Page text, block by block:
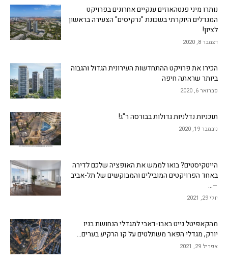
נותרו מיני פנטהאוזים ענקיים אחרונים בפרויקט
המגדלים היוקרתי בשכונת "נרקיסים" הצעירה בראשון
לציון!
דצמבר 8, 2020
הכירו את פרויקט ההתחדשות העירונית הגדול והגבוה
ביותר שראתה חיפה
פברואר 6, 2020
תוכניות נדלניות גדולות בבורסה ר"ג!
נובמבר 19, 2020
הייטקיסטים? בואו לממש את האופציה שלכם לדירה
באחד הפרויקטים המובילים והמבוקשים של תל-אביב
–...
יולי 29, 2021
מהקאפיטל גייט באבו-דאבי למגדלי הנחושת בניו
יורק, מגדלי הפאר משתלטים על קו הרקיע בערים...
אפריל 29, 2021